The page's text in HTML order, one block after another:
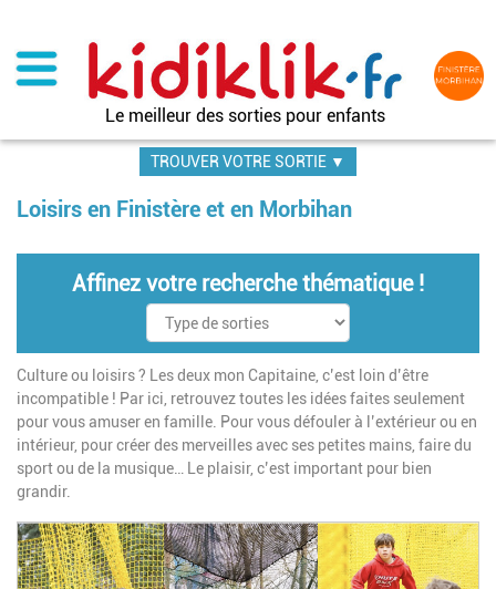
contenu
principal
Le meilleur des sorties pour enfants
TROUVER VOTRE SORTIE ▼
Loisirs en Finistère et en Morbihan
Affinez votre recherche thématique !
Culture ou loisirs ? Les deux mon Capitaine, c’est loin d’être
incompatible ! Par ici, retrouvez toutes les idées faites seulement
pour vous amuser en famille. Pour vous défouler à l’extérieur ou en
intérieur, pour créer des merveilles avec ses petites mains, faire du
sport ou de la musique… Le plaisir, c’est important pour bien
grandir.